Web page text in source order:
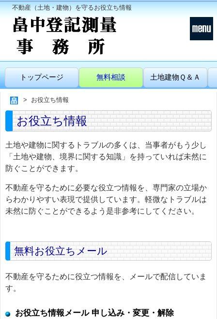
不動産（土地・建物）を守るお役立ち情報
トップページ 無料相談 土地建物Ｑ＆Ａ
お役立ち情報
お役立ち情報
土地や建物に関するトラブルの多くは、当事者がもう少し
「土地や建物、境界に関する知識」を持っていれば未然に
防ぐことができます。
不動産を守るために必要な役立つ情報を、専門家の立場か
らわかりやすい表現で提供しています。軽微なトラブルは
未然に防ぐことができるよう是非参考にしてください。
無料お役立ちメール
不動産を守るために役立つ情報を、メールで配信していま
す。
お役立ち情報メール 申し込み・変更・解除